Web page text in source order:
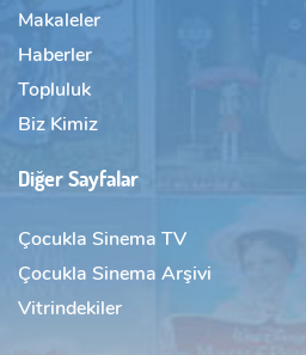
Makaleler
Haberler
Topluluk
Biz Kimiz
Diğer Sayfalar
Çocukla Sinema TV
Çocukla Sinema Arşivi
Vitrindekiler